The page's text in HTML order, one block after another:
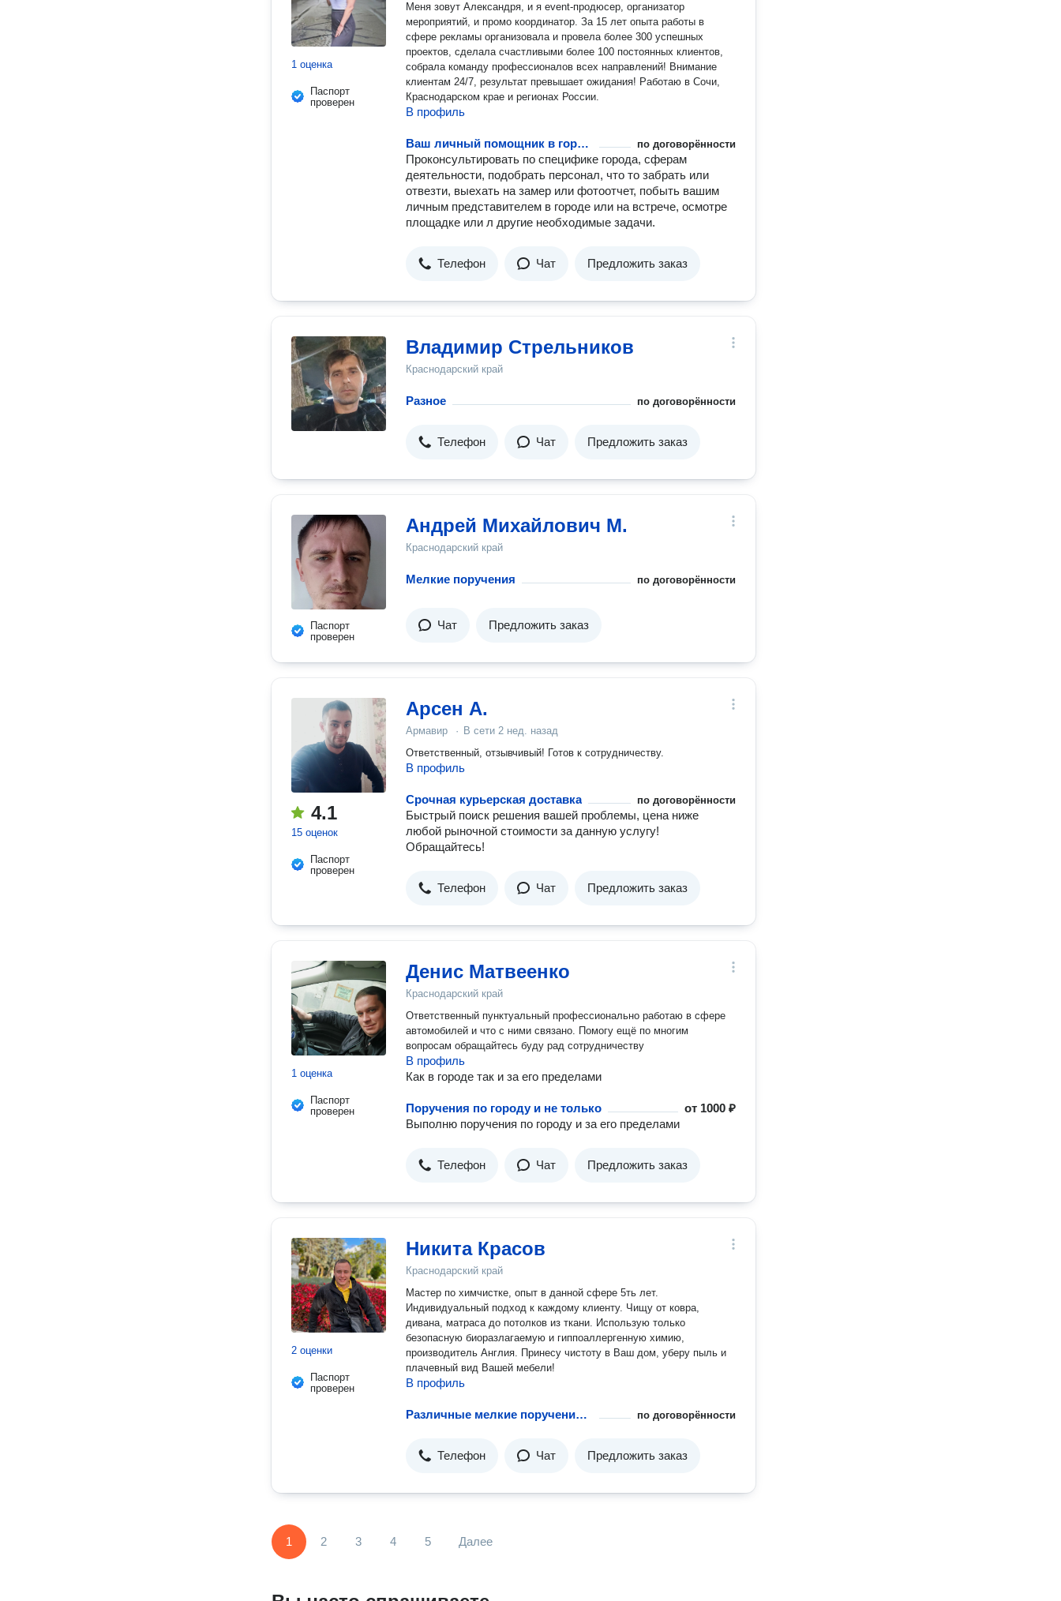
1 оценка
Паспорт
проверен
Меня зовут Александря, и я event-продюсер, организатор
мероприятий, и промо координатор. За 15 лет опыта работы в
сфере рекламы организовала и провела более 300 успешных
проектов, сделала счастливыми более 100 постоянных клиентов,
собрала команду профессионалов всех направлений! Внимание
клиентам 24/7, результат превышает ожидания! Работаю в Сочи,
Краснодарском крае и регионах России.
В профиль
Ваш личный помощник в городе по договорённости
Проконсультировать по специфике города, сферам
деятельности, подобрать персонал, что то забрать или
отвезти, выехать на замер или фотоотчет, побыть вашим
личным представителем в городе или на встрече, осмотре
площадке или л другие необходимые задачи.
Телефон Чат Предложить заказ
Владимир Стрельников
Краснодарский край
Разное по договорённости
Телефон Чат Предложить заказ
Паспорт
проверен
Андрей Михайлович М.
Краснодарский край
Мелкие поручения по договорённости
Чат Предложить заказ
4.1
15 оценок
Паспорт
проверен
Арсен А.
Армавир · В сети 2 нед. назад
Ответственный, отзывчивый! Готов к сотрудничеству.
В профиль
Срочная курьерская доставка по договорённости
Быстрый поиск решения вашей проблемы, цена ниже
любой рыночной стоимости за данную услугу!
Обращайтесь!
Телефон Чат Предложить заказ
1 оценка
Паспорт
проверен
Денис Матвеенко
Краснодарский край
Ответственный пунктуальный профессионально работаю в сфере
автомобилей и что с ними связано. Помогу ещё по многим
вопросам обращайтесь буду рад сотрудничеству
В профиль
Как в городе так и за его пределами
Поручения по городу и не только от 1000 ₽
Выполню поручения по городу и за его пределами
Телефон Чат Предложить заказ
2 оценки
Паспорт
проверен
Никита Красов
Краснодарский край
Мастер по химчистке, опыт в данной сфере 5ть лет.
Индивидуальный подход к каждому клиенту. Чищу от ковра,
дивана, матраса до потолков из ткани. Использую только
безопасную биоразлагаемую и гиппоаллергенную химию,
производитель Англия. Принесу чистоту в Ваш дом, уберу пыль и
плачевный вид Вашей мебели!
В профиль
Различные мелкие поручения: транспортировка / Перевозка животных в машине (универсал ) по договорённости
Телефон Чат Предложить заказ
1 2 3 4 5 Далее